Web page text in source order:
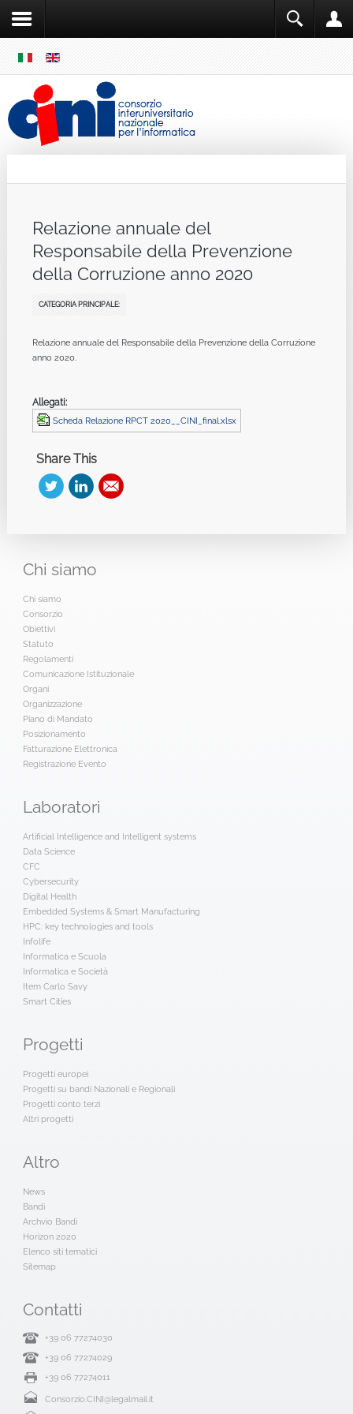
MENU
Relazione annuale del
Responsabile della Prevenzione
della Corruzione anno 2020
CATEGORIA PRINCIPALE:
Relazione annuale del Responsabile della Prevenzione della Corruzione
anno 2020.
Allegati:
Scheda Relazione RPCT 2020__CINI_final.xlsx
Share This
Chi siamo
Chi siamo
Consorzio
Obiettivi
Statuto
Regolamenti
Comunicazione Istituzionale
Organi
Organizzazione
Piano di Mandato
Posizionamento
Fatturazione Elettronica
Registrazione Evento
Laboratori
Artificial Intelligence and Intelligent systems
Data Science
CFC
Cybersecurity
Digital Health
Embedded Systems & Smart Manufacturing
HPC: key technologies and tools
Infolife
Informatica e Scuola
Informatica e Società
Item Carlo Savy
Smart Cities
Progetti
Progetti europei
Progetti su bandi Nazionali e Regionali
Progetti conto terzi
Altri progetti
Altro
News
Bandi
Archvio Bandi
Horizon 2020
Elenco siti tematici
Sitemap
Contatti
+39 06 77274030
+39 06 77274029
+39 06 77274011
Consorzio.CINI@legalmail.it